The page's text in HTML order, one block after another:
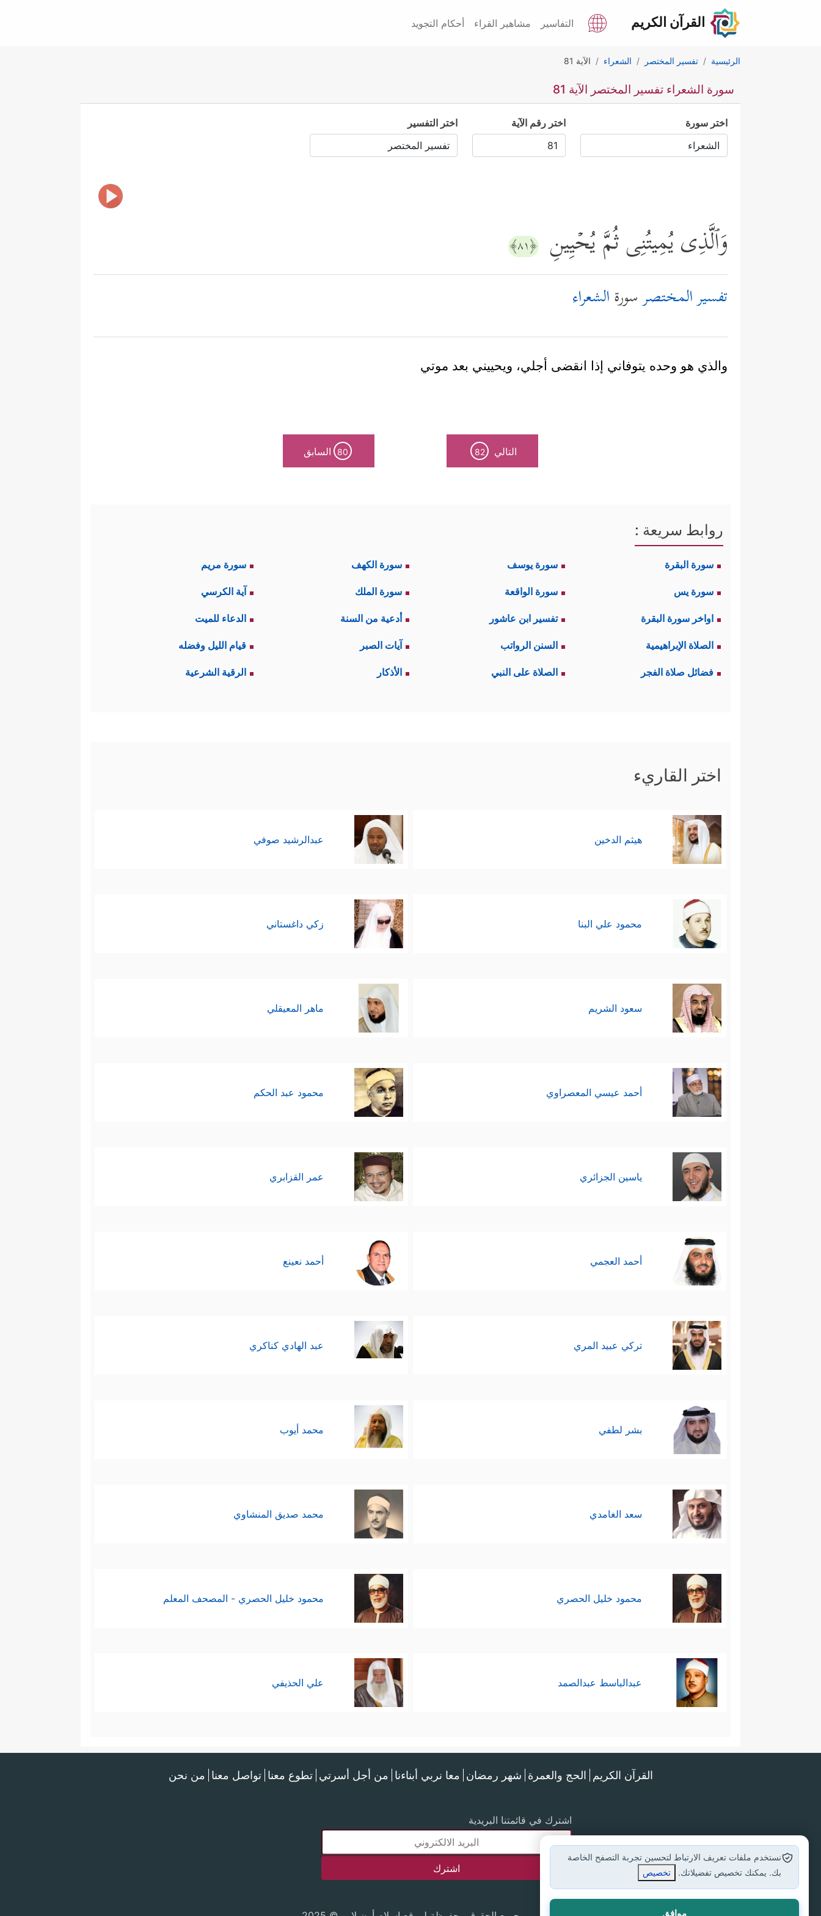
القرآن الكريم التفاسير مشاهير القراء أحكام التجويد
الرئيسية تفسير المختصر الشعراء الآية 81
سورة الشعراء تفسير المختصر الآية 81
اختر سورة اختر رقم الآية اختر التفسير
وَٱلَّذِی یُمِیتُنِی ثُمَّ یُحۡیِینِ ﴿٨١﴾
تفسير المختصرسورةالشعراء
والذي هو وحده يتوفاني إذا انقضى أجلي، ويحييني بعد موتي
التالي 82
80 السابق
روابط سريعة :
سورة البقرة سورة يوسف سورة الكهف سورة مريم
سورة يس سورة الواقعة سورة الملك آية الكرسي
اواخر سورة البقرة تفسير ابن عاشور أدعية من السنة الدعاء للميت
الصلاة الإبراهيمية السنن الرواتب آيات الصبر قيام الليل وفضله
فضائل صلاة الفجر الصلاة على النبي الأذكار الرقية الشرعية
اختر القاريء
هيثم الدخين عبدالرشيد صوفي
محمود علي البنا زكي داغستاني
سعود الشريم ماهر المعيقلي
أحمد عيسي المعصراوي محمود عبد الحكم
ياسين الجزائري عمر القزابري
أحمد العجمي أحمد نعينع
تركي عبيد المري عبد الهادي كناكري
بشر لطفي محمد أيوب
سعد الغامدي محمد صديق المنشاوي
محمود خليل الحصري محمود خليل الحصري - المصحف المعلم
عبدالباسط عبدالصمد علي الحذيفي
القرآن الكريم الحج والعمرة شهر رمضان معا نربي أبناءنا من أجل أسرتي تطوع معنا تواصل معنا من نحن
اشترك في قائمتنا البريدية
نستخدم ملفات تعريف الارتباط لتحسين تجربة التصفح الخاصة
بك. يمكنك تخصيص تفضيلاتك.
تخصيص
موافق